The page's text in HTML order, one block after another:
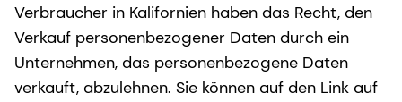
Verbraucher in Kalifornien haben das Recht, den
Verkauf personenbezogener Daten durch ein
Unternehmen, das personenbezogene Daten
verkauft, abzulehnen. Sie können auf den Link auf